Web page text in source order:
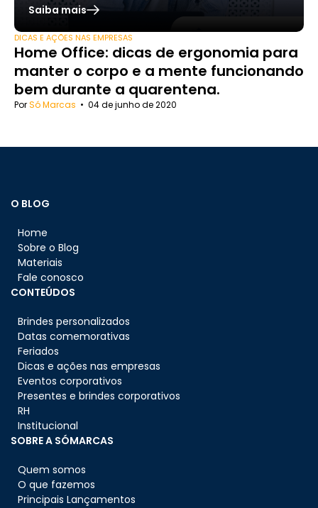
Saiba mais
DICAS E AÇÕES NAS EMPRESAS
Home Office: dicas de ergonomia para
manter o corpo e a mente funcionando
bem durante a quarentena.
PorSó Marcas • 04 de junho de 2020
O BLOG
Home
Sobre o Blog
Materiais
Fale conosco
CONTEÚDOS
Brindes personalizados
Datas comemorativas
Feriados
Dicas e ações nas empresas
Eventos corporativos
Presentes e brindes corporativos
RH
Institucional
SOBRE A SÓMARCAS
Quem somos
O que fazemos
Principais Lançamentos